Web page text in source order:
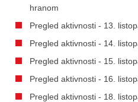
hranom
Pregled aktivnosti - 13.
Pregled aktivnosti - 14.
Pregled aktivnosti - 15.
Pregled aktivnosti - 16.
Pregled aktivnosti - 18.